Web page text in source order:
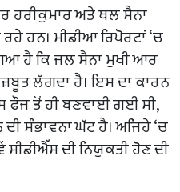
ਹਰੀਕੁਮਾਰ ਅਤੇ ਥਲ ਸੈਨਾ
ਹਨ। ਮੀਡੀਆ ਰਿਪੋਰਟਾਂ ‘ਚ
ਹੈ ਕਿ ਜਲ ਸੈਨਾ ਮੁਖੀ ਆਰ
​​ਲੱਗਦਾ ਹੈ। ਇਸ ਦਾ ਕਾਰਨ
ਫੌਜ ਤੋਂ ਹੀ ਬਣਵਾਈ ਗਈ ਸੀ,
ਸੰਭਾਵਨਾ ਘੱਟ ਹੈ। ਅਜਿਹੇ ‘ਚ
ਦੀ ਨਿਯੁਕਤੀ ਹੋਣ ਦੀ